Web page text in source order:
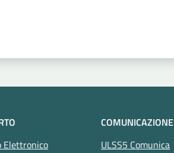
Elettronico
COMUNICAZIONE
ULSS5 Comunica